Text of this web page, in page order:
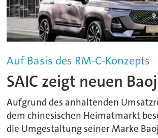
Auf Basis des RM-C-Konzepts
SAIC zeigt neuen
Aufgrund des anhaltenden
dem chinesischen Heimatmarkt
die Umgestaltung seiner Marke